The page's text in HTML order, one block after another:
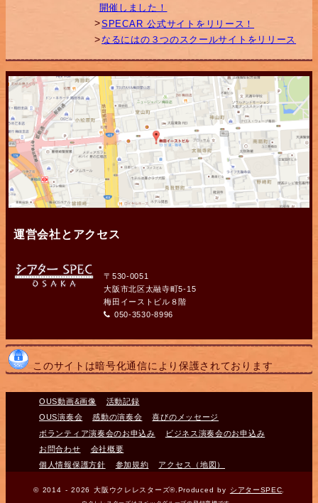
開催しました！
SPECAR 公式サイトをリリース！
なるにはの３つのスクールサイトをリリース
運営会社とアクセス
〒530-0051
大阪市北区太融寺町5-15
梅田イーストビル８階
050-3530-8996
このサイトは暗号化通信により保護されております
OUS動画&画像
活動記録
OUS演奏会
感動の演奏会
喜びのメッセージ
ボランティア演奏会のお申込み
ビジネス演奏会のお申込み
お問合わせ
会社概要
個人情報保護方針
参加規約 アクセス（地図）
© 2014 - 2026 大阪ウクレレスターズ®.Produced by シアターSPEC